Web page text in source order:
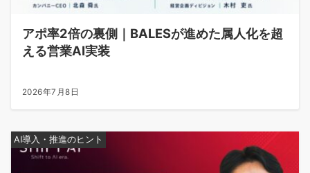
アポ率2倍の裏側｜BALESが進めた属人化を超
える営業AI実装
2026年7月8日
AI導入・推進のヒント